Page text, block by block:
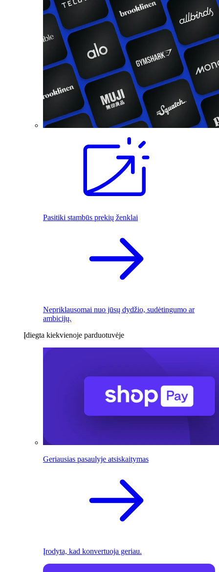
Pasitiki stambūs prekių ženklai
Nepriklausomai nuo jūsų dydžio, sudėtingumo ar
ambicijų.
Įdiegta kiekvienoje parduotuvėje
Geriausias pasaulyje atsiskaitymas
Įrodyta, kad konvertuoja geriau.